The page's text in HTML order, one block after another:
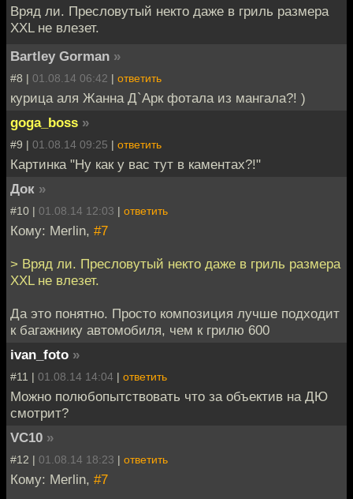
Вряд ли. Пресловутый некто даже в гриль размера
XXL не влезет.
Bartley Gorman »
#8 | 01.08.14 06:42 | ответить
курица аля Жанна Д`Арк фотала из мангала?! )
goga_boss »
#9 | 01.08.14 09:25 | ответить
Картинка "Ну как у вас тут в каментах?!"
Док »
#10 | 01.08.14 12:03 | ответить
Кому: Merlin, #7
> Вряд ли. Пресловутый некто даже в гриль размера
XXL не влезет.
Да это понятно. Просто композиция лучше подходит
к багажнику автомобиля, чем к грилю 600
ivan_foto »
#11 | 01.08.14 14:04 | ответить
Можно полюбопытствовать что за объектив на ДЮ
смотрит?
VC10 »
#12 | 01.08.14 18:23 | ответить
Кому: Merlin, #7